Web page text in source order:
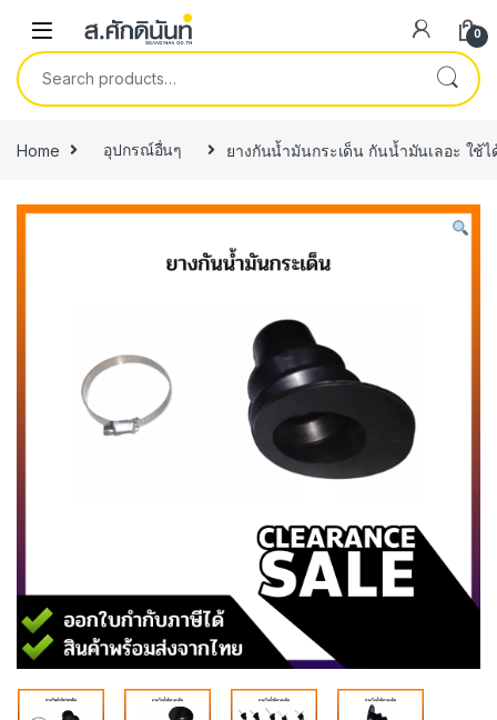
0
Search for:
Home อุปกรณ์อื่นๆ ยางกันน้ำมัน​กระเด็น กันน้ำมันเลอะ ใช้ไ